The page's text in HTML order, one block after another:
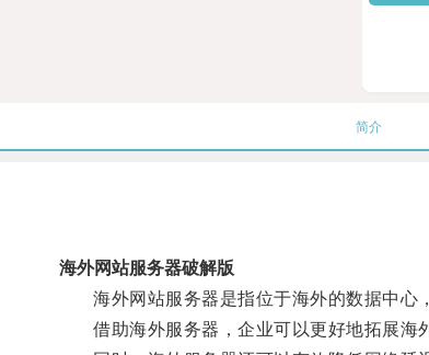
简介
海外网站服务器破解版
海外网站服务器是指位于海外的数据中心
借助海外服务器，企业可以更好地拓展海